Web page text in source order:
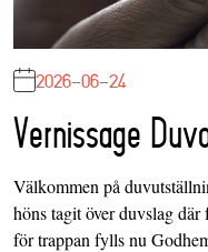
2026-06-24
Vernissage
Välkommen på
höns tagit över duvslag
för trappan fylls nu